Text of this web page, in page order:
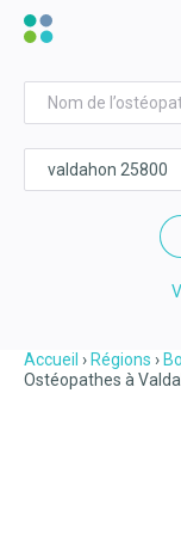
Accueil Régions
Ostéopathes à